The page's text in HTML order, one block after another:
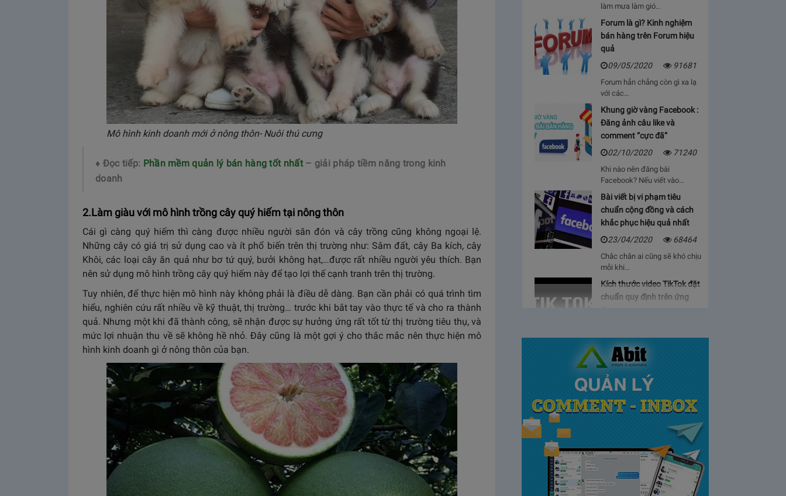
Mô hình kinh doanh mới ở nông thôn- Nuôi thú cưng
♦ Đọc tiếp: Phần mềm quản lý bán hàng tốt nhất– giải pháp tiềm năng trong kinh
doanh
2.Làm giàu với mô hình trồng cây quý hiếm tại nông thôn
Cái gì càng quý hiếm thì càng được nhiều người săn đón và cây trồng cũng không ngoại lệ.
Những cây có giá trị sử dụng cao và ít phổ biến trên thị trường như: Sâm đất, cây Ba kích, cây
Khôi, các loại cây ăn quả như bơ tứ quý, bưởi không hạt,…được rất nhiều người yêu thích. Bạn
nên sử dụng mô hình trồng cây quý hiếm này để tạo lợi thế cạnh tranh trên thị trường.
Tuy nhiên, để thực hiện mô hình này không phải là điều dễ dàng. Bạn cần phải có quá trình tìm
hiểu, nghiên cứu rất nhiều về kỹ thuật, thị trường… trước khi bắt tay vào thực tế và cho ra thành
quả. Nhưng một khi đã thành công, sẽ nhận được sự hưởng ứng rất tốt từ thị trường tiêu thụ, và
mức lợi nhuận thu về sẽ không hề nhỏ. Đây cũng là một gợi ý cho thắc mắc nên thực hiện mô
hình kinh doanh gì ở nông thôn của bạn.
làm mưa làm gió…
Forum là gì? Kinh nghiệm
bán hàng trên Forum hiệu
quả
09/05/2020
91681
Forum hẳn chẳng còn gì xa lạ
với các…
Khung giờ vàng Facebook :
Đăng ảnh câu like và
comment “cực đã”
02/10/2020
71240
Khi nào nên đăng bài
Facebook? Nếu viết vào…
Bài viết bị vi phạm tiêu
chuẩn cộng đồng và cách
khắc phục hiệu quả nhất
23/04/2020
68464
Chắc chắn ai cũng sẽ khó chịu
mỗi khi…
Kích thước video TikTok đặt
chuẩn quy định trên ứng
Bạn sẽ cảm thấy mệt mỏi, vì cứ
phải…
Bảng giá lượt view Youtube
tại Việt Nam và Hoa kỳ mới
28/05/2020
63372
Khi tham gia chương trình
Partner Program của YouTube,
…
Cách bỏ ẩn trò chuyện trên
Zalo ở thiết bị máy tính và